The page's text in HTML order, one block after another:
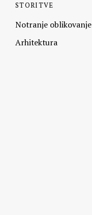
STORITVE
Notranje oblikovanje
Arhitektura